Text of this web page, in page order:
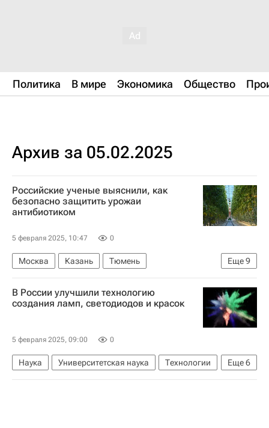
Политика В мире Экономика Общество
Архив за 05.02.2025
Российские ученые выяснили, как
безопасно защитить урожаи
антибиотиком
5 февраля 2025, 10:47 0
Еще9
Москва Казань
Тюмень
Тюменский государственный университет
Российская академия наук
Российские инновации
Продовольственная безопасность
Качество жизни
Университетская наука
В России улучшили технологию
создания ламп, светодиодов и красок
5 февраля 2025, 09:00 0
Еще6
Наука Университетская наука
Технологии
Россия